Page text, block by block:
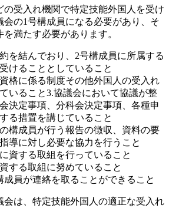
の受入れ機関で特定技能外国人を受け
会の1号構成員になる必要があり、そ
満たす必要があります。
を結んでおり、2号構成員に所属する
けることとしていること
格に係る制度その他外国人の受入れ
いること3.協議会において協議が整
決定事項、分科会決定事項、各種申
る措置を講じていること
構成員が行う報告の徴収、資料の要
導に対し必要な協力を行うこと
資する取組を行っていること
する取組に努めていること
成員が連絡を取ることができること
会は、特定技能外国人の適正な受入れ